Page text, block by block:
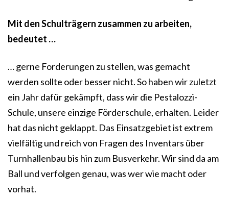
Mit den Schulträgern zusammen zu arbeiten,
bedeutet …
… gerne Forderungen zu stellen, was gemacht
werden sollte oder besser nicht. So haben wir zuletzt
ein Jahr dafür gekämpft, dass wir die Pestalozzi-
Schule, unsere einzige Förderschule, erhalten. Leider
hat das nicht geklappt. Das Einsatzgebiet ist extrem
vielfältig und reich von Fragen des Inventars über
Turnhallenbau bis hin zum Busverkehr. Wir sind da am
Ball und verfolgen genau, was wer wie macht oder
vorhat.